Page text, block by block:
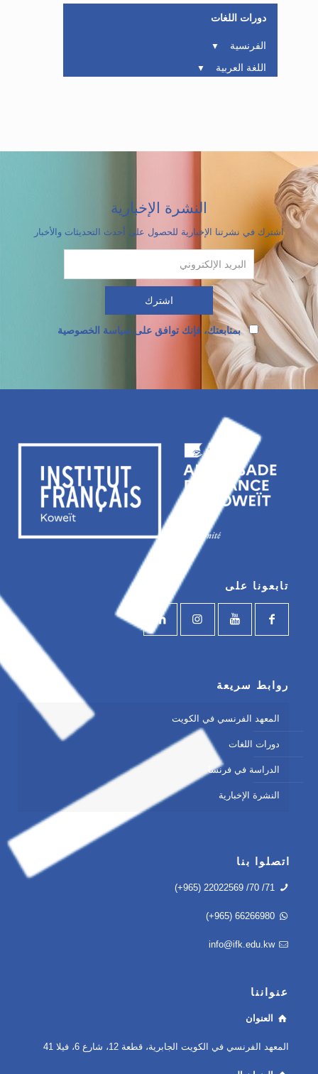
دورات اللغات
الفرنسية ▼
اللغة العربية ▼
النشرة الإخبارية
اشترك في نشرتنا الإخبارية للحصول على أحدث التحديثات والأخبار
بمتابعتك، فإنك توافق على سياسة الخصوصية
تابعونا على
روابط سريعة
المعهد الفرنسي في الكويت
دورات اللغات
الدراسة في فرنسا
النشرة الإخبارية
اتصلوا بنا
(+965) 22022569 /70 /71
(+965) 66266980
info@ifk.edu.kw
عنواننا
العنوان
المعهد الفرنسي في الكويت الجابرية، قطعة 12، شارع 6، فيلا 41